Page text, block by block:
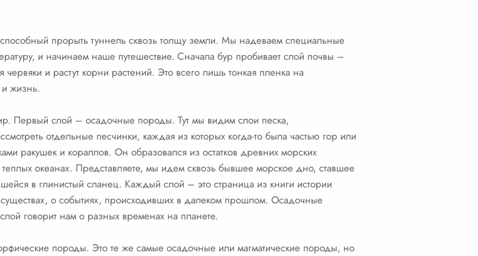
прорыть туннель сквозь толщу земли. Мы надеваем специальные
и начинаем наше путешествие. Сначала бур пробивает слой почвы –
и растут корни растений. Это всего лишь тонкая пленка на
жизнь.
Первый слой – осадочные породы. Тут мы видим слои песка,
отдельные песчинки, каждая из которых когда-то была частью гор или
ракушек и кораллов. Он образовался из остатков древних морских
океанах. Представляете, мы идем сквозь бывшее морское дно, ставшее
в глинистый сланец. Каждый слой – это страница из книги истории
о событиях, происходивших в далеком прошлом. Осадочные
говорит нам о разных временах на планете.
породы. Это те же самые осадочные или магматические породы, но